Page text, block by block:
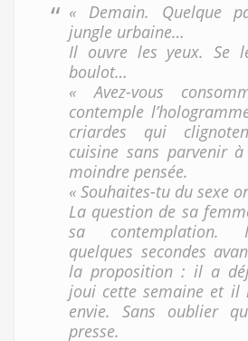
« Demain. Quelque
jungle urbaine…
Il ouvre les yeux. Se
boulot…
«Avez-vous
contemple
criardes qui
cuisine sans parvenir
moindre pensée.
« Souhaites-tu du sexe
La question de sa
sa contemplation.
quelques secondes
la proposition : il a
joui cette semaine et il
envie. Sans oublier
presse.